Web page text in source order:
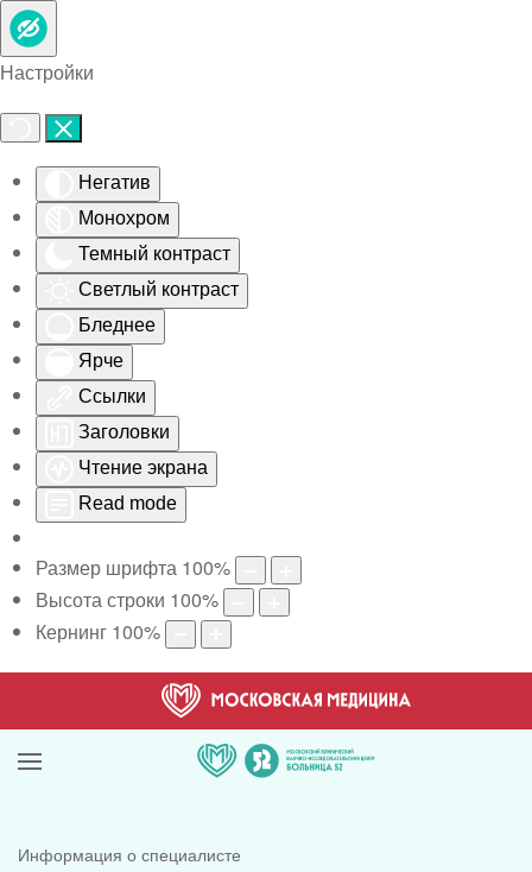
Настройки
Негатив
Монохром
Темный контраст
Светлый контраст
Бледнее
Ярче
Ссылки
Заголовки
Чтение экрана
Read mode
Размер шрифта 100%
Высота строки 100%
Кернинг 100%
Skip to main content
Информация о специалисте